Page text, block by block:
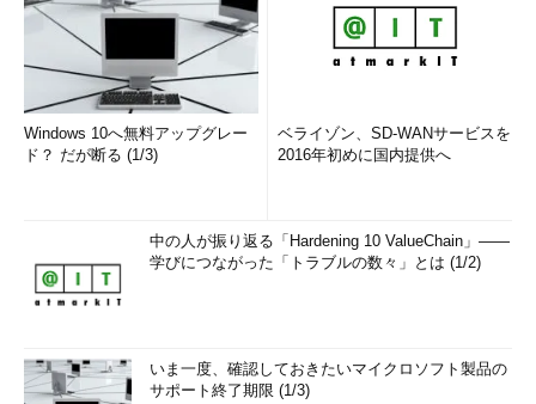
Windows 10へ無料アップグレー
ド？ だが断る (1/3)
ベライゾン、SD-WANサービスを
2016年初めに国内提供へ
中の人が振り返る「Hardening 10 ValueChain」――
学びにつながった「トラブルの数々」とは (1/2)
いま一度、確認しておきたいマイクロソフト製品の
サポート終了期限 (1/3)